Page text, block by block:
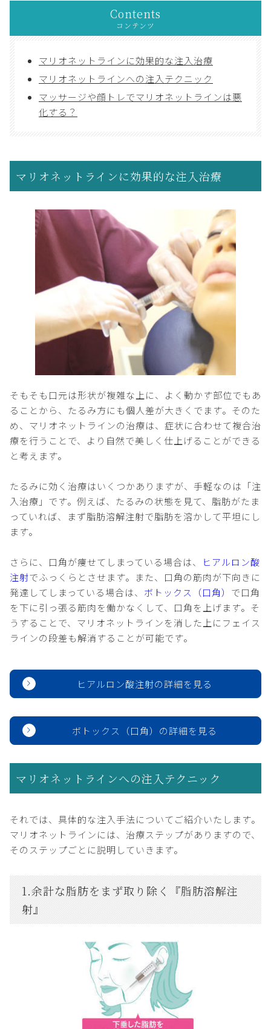
Contents
コンテンツ
マリオネットラインに効果的な注入治療
マリオネットラインへの注入テクニック
マッサージや顔トレでマリオネットラインは悪
化する？
マリオネットラインに効果的な注入治療
そもそも口元は形状が複雑な上に、よく動かす部位でもあ
ることから、たるみ方にも個人差が大きくでます。そのた
め、マリオネットラインの治療は、症状に合わせて複合治
療を行うことで、より自然で美しく仕上げることができる
と考えます。
たるみに効く治療はいくつかありますが、手軽なのは「注
入治療」です。例えば、たるみの状態を見て、脂肪がたま
っていれば、まず脂肪溶解注射で脂肪を溶かして平坦にし
ます。
さらに、口角が痩せてしまっている場合は、
ヒアルロン酸
注射でふっくらとさせます。また、口角の筋肉が下向きに
発達してしまっている場合は、 ボトックス（口角） で口角
を下に引っ張る筋肉を働かなくして、口角を上げます。そ
うすることで、マリオネットラインを消した上にフェイス
ラインの段差も解消することが可能です。
ヒアルロン酸注射の詳細を見る
ボトックス（口角）の詳細を見る
マリオネットラインへの注入テクニック
それでは、具体的な注入手法についてご紹介いたします。
マリオネットラインには、治療ステップがありますので、
そのステップごとに説明していきます。
1.余計な脂肪をまず取り除く『脂肪溶解注
射』